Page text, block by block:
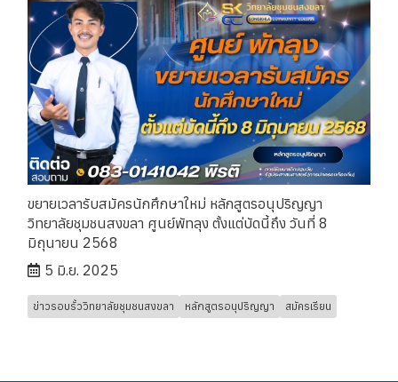
ขยายเวลารับสมัครนักศึกษาใหม่ หลักสูตรอนุปริญญา
วิทยาลัยชุมชนสงขลา ศูนย์พัทลุง ตั้งแต่บัดนี้ถึง วันที่ 8
มิถุนายน 2568
5 มิ.ย. 2025
ข่าวรอบรั้ววิทยาลัยชุมชนสงขลา หลักสูตรอนุปริญญา สมัครเรียน